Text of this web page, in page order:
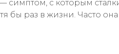
симптом, с которым
бы раз в жизни. Часто она